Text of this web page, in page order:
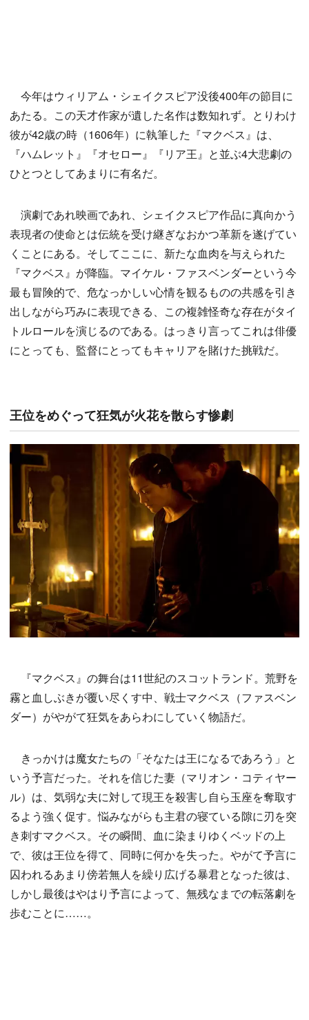
今年はウィリアム・シェイクスピア没後400年の節目に
あたる。この天才作家が遺した名作は数知れず。とりわけ
彼が42歳の時（1606年）に執筆した『マクベス』は、
『ハムレット』『オセロー』『リア王』と並ぶ4大悲劇の
ひとつとしてあまりに有名だ。
演劇であれ映画であれ、シェイクスピア作品に真向かう
表現者の使命とは伝統を受け継ぎなおかつ革新を遂げてい
くことにある。そしてここに、新たな血肉を与えられた
『マクベス』が降臨。マイケル・ファスベンダーという今
最も冒険的で、危なっかしい心情を観るものの共感を引き
出しながら巧みに表現できる、この複雑怪奇な存在がタイ
トルロールを演じるのである。はっきり言ってこれは俳優
にとっても、監督にとってもキャリアを賭けた挑戦だ。
王位をめぐって狂気が火花を散らす惨劇
『マクベス』の舞台は11世紀のスコットランド。荒野を
霧と血しぶきが覆い尽くす中、戦士マクベス（ファスベン
ダー）がやがて狂気をあらわにしていく物語だ。
きっかけは魔女たちの「そなたは王になるであろう」と
いう予言だった。それを信じた妻（マリオン・コティヤー
ル）は、気弱な夫に対して現王を殺害し自ら玉座を奪取す
るよう強く促す。悩みながらも主君の寝ている隙に刃を突
き刺すマクベス。その瞬間、血に染まりゆくベッドの上
で、彼は王位を得て、同時に何かを失った。やがて予言に
囚われるあまり傍若無人を繰り広げる暴君となった彼は、
しかし最後はやはり予言によって、無残なまでの転落劇を
歩むことに……。